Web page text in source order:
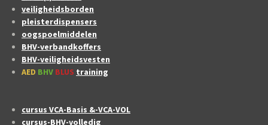
veiligheidsborden
pleisterdispensers
oogspoelmiddelen
BHV-verbandkoffers
BHV-veiligheidsvesten
AED BHV BLUS training
cursus VCA-Basis &-VCA-VOL
cursus-BHV-volledig